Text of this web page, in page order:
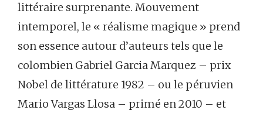
littéraire surprenante. Mouvement
intemporel, le « réalisme magique » prend
son essence autour d’auteurs tels que le
colombien Gabriel Garcia Marquez – prix
Nobel de littérature 1982 – ou le péruvien
Mario Vargas Llosa – primé en 2010 – et